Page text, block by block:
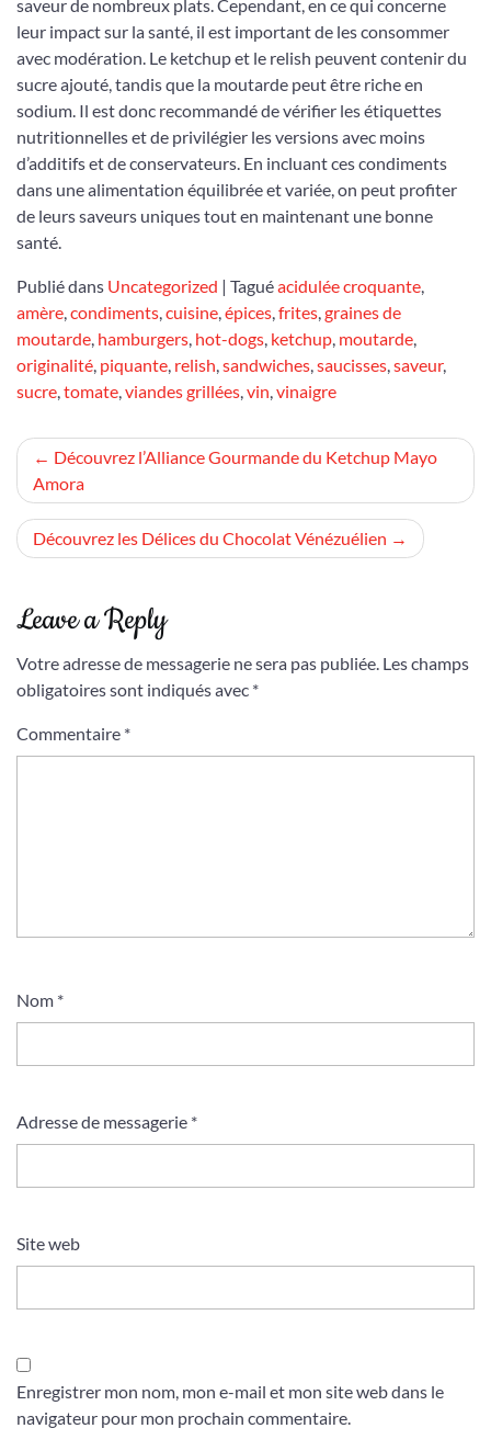
saveur de nombreux plats. Cependant, en ce qui concerne
leur impact sur la santé, il est important de les consommer
avec modération. Le ketchup et le relish peuvent contenir du
sucre ajouté, tandis que la moutarde peut être riche en
sodium. Il est donc recommandé de vérifier les étiquettes
nutritionnelles et de privilégier les versions avec moins
d’additifs et de conservateurs. En incluant ces condiments
dans une alimentation équilibrée et variée, on peut profiter
de leurs saveurs uniques tout en maintenant une bonne
santé.
Publié dans Uncategorized | Taguéacidulée croquante
amère condiments cuisine épices frites graines de
moutarde hamburgers hot-dogs ketchup moutarde
originalité piquante relish sandwiches saucisses saveur,
sucre tomate viandes grillées vin vinaigre
Navigation
de
l’article
Découvrez l’Alliance Gourmande du Ketchup Mayo
Amora
Découvrez les Délices du Chocolat Vénézuélien
Leave a Reply
Votre adresse de messagerie ne sera pas publiée. Les champs
obligatoires sont indiqués avec *
Commentaire *
Nom *
Adresse de messagerie *
Site web
Enregistrer mon nom, mon e-mail et mon site web dans le
navigateur pour mon prochain commentaire.